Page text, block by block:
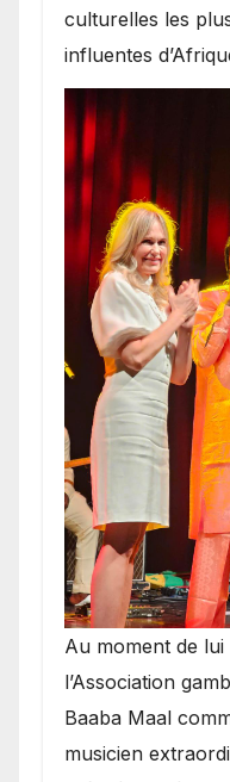
culturelles les
influentes
​Au moment de
l’Association
Baaba Maal
musicien